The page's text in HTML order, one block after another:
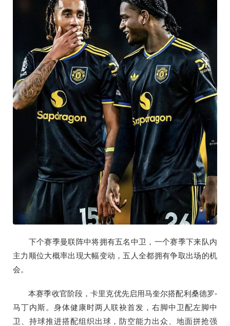
下个赛季曼联阵中将拥有五名中卫，一个赛季下来队内
主力顺位大概率出现大幅变动，五人全都拥有争取出场的机
会。
本赛季收官阶段，卡里克优先启用马奎尔搭配利桑德罗-
马丁内斯。身体健康时两人联袂首发，右脚中卫配左脚中
卫、持球推进搭配组织出球，防空能力出众、地面拼抢强